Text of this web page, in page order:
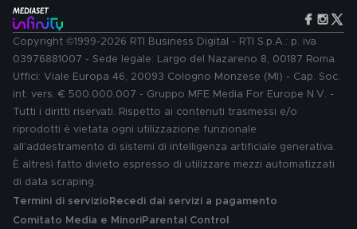
Copyright ©1999-2026 RTI Business Digital - RTI S.p.A.: p. iva
03976881007 - Sede legale: Largo del Nazareno 8, 00187 Roma.
Uffici: Viale Europa 46, 20093 Cologno Monzese (MI) - Cap. Soc.
int. vers. € 500.000.007 - Gruppo MFE Media For Europe N.V. -
Tutti i diritti riservati. Rispetto ai contenuti trasmessi e/o
riprodotti è vietata ogni utilizzazione funzionale
all'addestramento di sistemi di intelligenza artificiale generativa.
È altresì fatto divieto espresso di utilizzare mezzi automatizzati
di data scraping.
Termini di servizio Recedi dai servizi a pagamento
Comitato Media e MinoriParental Control